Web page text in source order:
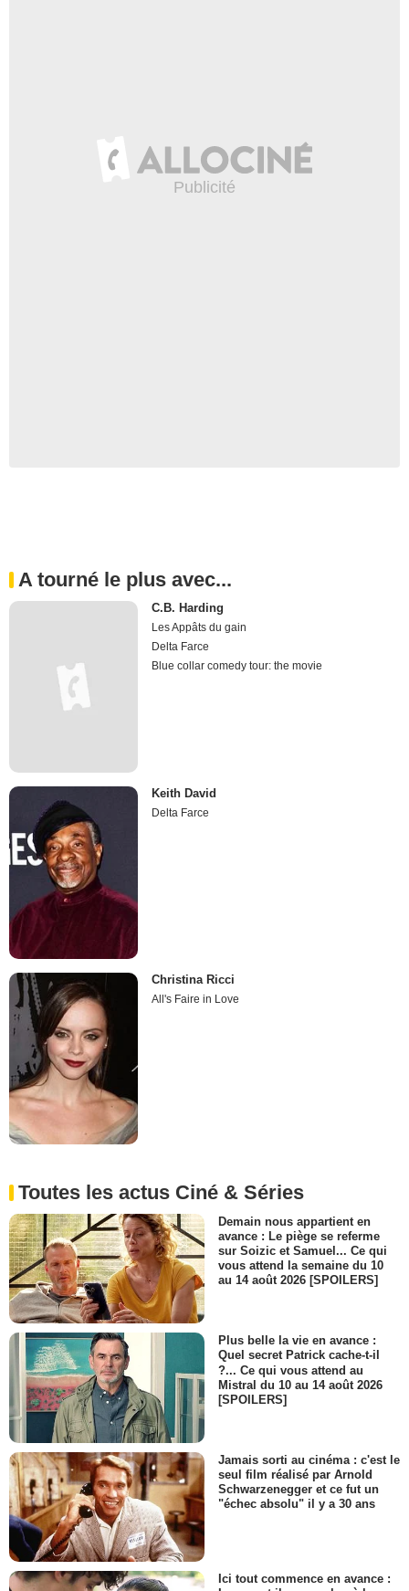
A tourné le plus avec...
C.B. Harding
Les Appâts du gain
Delta Farce
Blue collar comedy tour: the movie
Keith David
Delta Farce
Christina Ricci
All's Faire in Love
Toutes les actus Ciné & Séries
Demain nous appartient en
avance : Le piège se referme
sur Soizic et Samuel... Ce qui
vous attend la semaine du 10
au 14 août 2026 [SPOILERS]
Plus belle la vie en avance :
Quel secret Patrick cache-t-il
?... Ce qui vous attend au
Mistral du 10 au 14 août 2026
[SPOILERS]
Jamais sorti au cinéma : c'est le
seul film réalisé par Arnold
Schwarzenegger et ce fut un
"échec absolu" il y a 30 ans
Ici tout commence en avance :